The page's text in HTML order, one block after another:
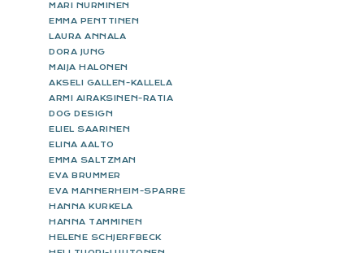
MARI NURMINEN
EMMA PENTTINEN
LAURA ANNALA
DORA JUNG
MAIJA HALONEN
AKSELI GALLEN-KALLELA
ARMI AIRAKSINEN-RATIA
DOG DESIGN
ELIEL SAARINEN
ELINA AALTO
EMMA SALTZMAN
EVA BRUMMER
EVA MANNERHEIM-SPARRE
HANNA KURKELA
HANNA TAMMINEN
HELENE SCHJERFBECK